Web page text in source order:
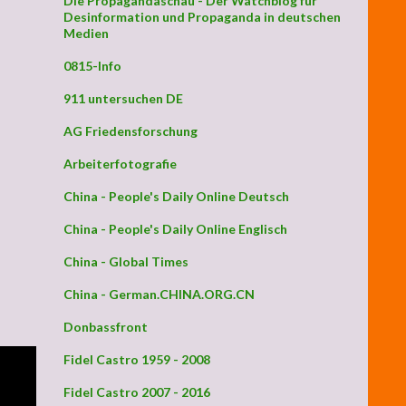
Desinformation und Propaganda in deutschen
Medien
0815-Info
911 untersuchen DE
AG Friedensforschung
Arbeiterfotografie
China - People's Daily Online Deutsch
China - People's Daily Online Englisch
China - Global Times
China - German.CHINA.ORG.CN
Donbassfront
Fidel Castro 1959 - 2008
Fidel Castro 2007 - 2016